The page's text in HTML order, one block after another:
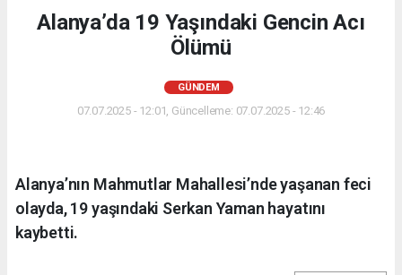
Alanya’da 19 Yaşındaki Gencin Acı
Ölümü
GÜNDEM
07.07.2025 - 12:01, Güncelleme: 07.07.2025 - 12:46
Alanya’nın Mahmutlar Mahallesi’nde yaşanan feci
olayda, 19 yaşındaki Serkan Yaman hayatını
kaybetti.